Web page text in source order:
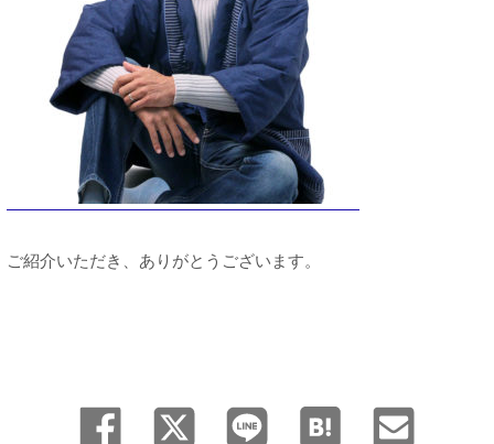
ご紹介いただき、ありがとうございます。